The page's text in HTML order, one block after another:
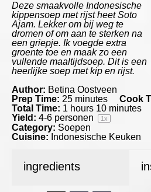
Deze smaakvolle Indonesische
kippensoep met rijst heet Soto
Ajam. Lekker om bij weg te
dromen of om aan te sterken na
een griepje. Ik voegde extra
groente toe en maak zo een
vullende maaltijdsoep. Dit is een
heerlijke soep met kip en rijst.
Author: Betina Oostveen
Prep Time: 25 minutes Cook
Total Time: 1 hours 10 minutes
Yield: 4-6 personen 1x
Category: Soepen
Cuisine: Indonesische Keuken
ingredients